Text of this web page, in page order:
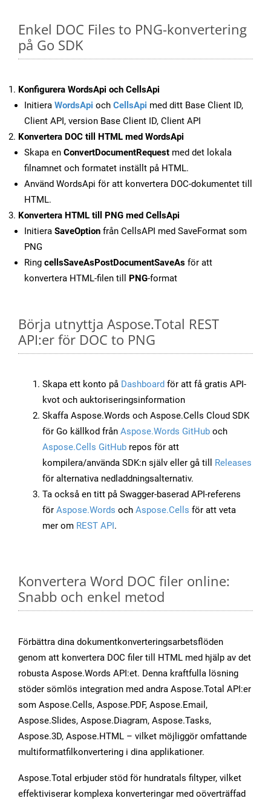
Enkel DOC Files to PNG-konvertering
på Go SDK
Konfigurera WordsApi och CellsApi
Initiera WordsApi och CellsApi med ditt Base Client ID,
Client API, version Base Client ID, Client API
Konvertera DOC till HTML med WordsApi
Skapa en ConvertDocumentRequest med det lokala
filnamnet och formatet inställt på HTML.
Använd WordsApi för att konvertera DOC-dokumentet till
HTML.
Konvertera HTML till PNG med CellsApi
Initiera SaveOption från CellsAPI med SaveFormat som
PNG
Ring cellsSaveAsPostDocumentSaveAs för att
konvertera HTML-filen till PNG-format
Börja utnyttja Aspose.Total REST
API:er för DOC to PNG
Skapa ett konto på Dashboard för att få gratis API-
kvot och auktoriseringsinformation
Skaffa Aspose.Words och Aspose.Cells Cloud SDK
för Go källkod från Aspose.Words GitHub och
Aspose.Cells GitHub repos för att
kompilera/använda SDK:n själv eller gå till Releases
för alternativa nedladdningsalternativ.
Ta också en titt på Swagger-baserad API-referens
för Aspose.Words och Aspose.Cells för att veta
mer om REST API.
Konvertera Word DOC filer online:
Snabb och enkel metod
Förbättra dina dokumentkonverteringsarbetsflöden
genom att konvertera DOC filer till HTML med hjälp av det
robusta Aspose.Words API:et. Denna kraftfulla lösning
stöder sömlös integration med andra Aspose.Total API:er
som Aspose.Cells, Aspose.PDF, Aspose.Email,
Aspose.Slides, Aspose.Diagram, Aspose.Tasks,
Aspose.3D, Aspose.HTML – vilket möjliggör omfattande
multiformatfilkonvertering i dina applikationer.
Aspose.Total erbjuder stöd för hundratals filtyper, vilket
effektiviserar komplexa konverteringar med oöverträffad